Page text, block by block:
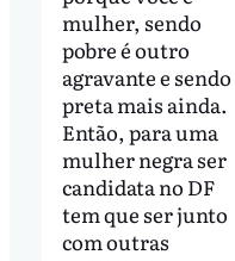
mulher, sendo
pobre é outro
agravante e sendo
preta mais ainda.
Então, para uma
mulher negra ser
candidata no DF
tem que ser junto
com outras